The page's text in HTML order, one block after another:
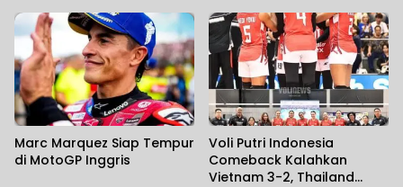
Marc Marquez Siap Tempur
di MotoGP Inggris
Voli Putri Indonesia
Comeback Kalahkan
Vietnam 3-2, Thailand